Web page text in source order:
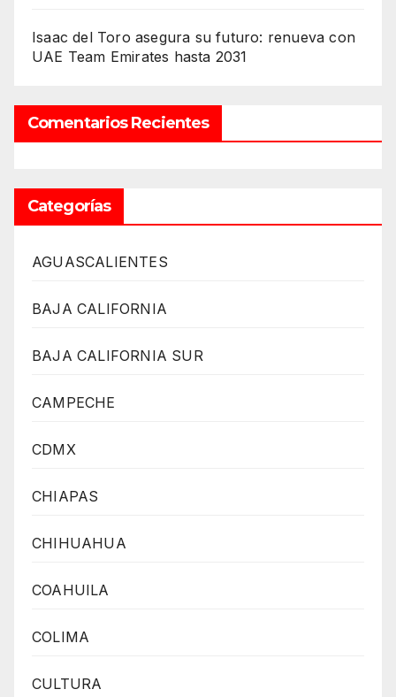
Isaac del Toro asegura su futuro: renueva con
UAE Team Emirates hasta 2031
Comentarios Recientes
Categorías
AGUASCALIENTES
BAJA CALIFORNIA
BAJA CALIFORNIA SUR
CAMPECHE
CDMX
CHIAPAS
CHIHUAHUA
COAHUILA
COLIMA
CULTURA